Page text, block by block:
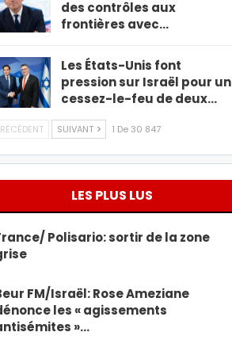
des contrôles aux
frontières avec…
Les États-Unis font
pression sur Israël pour un
cessez-le-feu de deux…
SUIVANT 1 De 30 847
LES PLUS LUS
Polisario: sortir de la zone
FM/Israël: Rose Ameziane
les « agissements
»…